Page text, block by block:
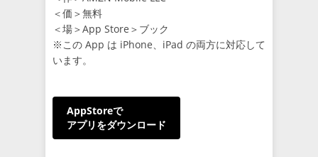
＜価＞無料
＜場＞App Store＞ブック
※この App は iPhone、iPad の両方に対応して
います。
AppStoreで
アプリをダウンロード